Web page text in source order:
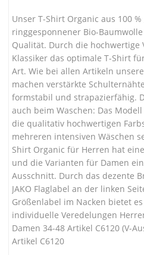
Unser T-Shirt Organic aus 100
ringgesponnener Bio-
Qualität. Durch die hochwertige
Klassiker das optimale T-Shirt
Art. Wie bei allen Artikeln
machen verstärkte
formstabil und strapazierfähig.
auch beim Waschen: Das
die qualitativ hochwertigen
mehreren intensiven Wäschen
Shirt Organic für Herren hat
und die Varianten für Damen
Ausschnitt. Durch das dezente
JAKO Flaglabel an der linken
Größenlabel im Nacken bietet
individuelle Veredelungen
Damen 34-48 Artikel C6120 (V-
Artikel C6120